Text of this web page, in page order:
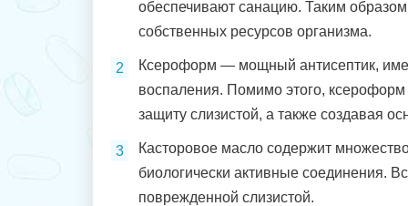
обеспечивают санацию. Таким
собственных ресурсов организма.
Ксероформ — мощный антисептик,
воспаления. Помимо этого,
защиту слизистой, а также создавая
Касторовое масло содержит
биологически активные соединения.
поврежденной слизистой.